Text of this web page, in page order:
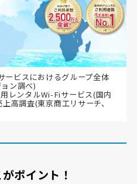
ビスにおけるグループ全体
ン調べ)
レンタルWi-Fiサービス(国内
高調査(東京商工リサーチ、
ポイント！